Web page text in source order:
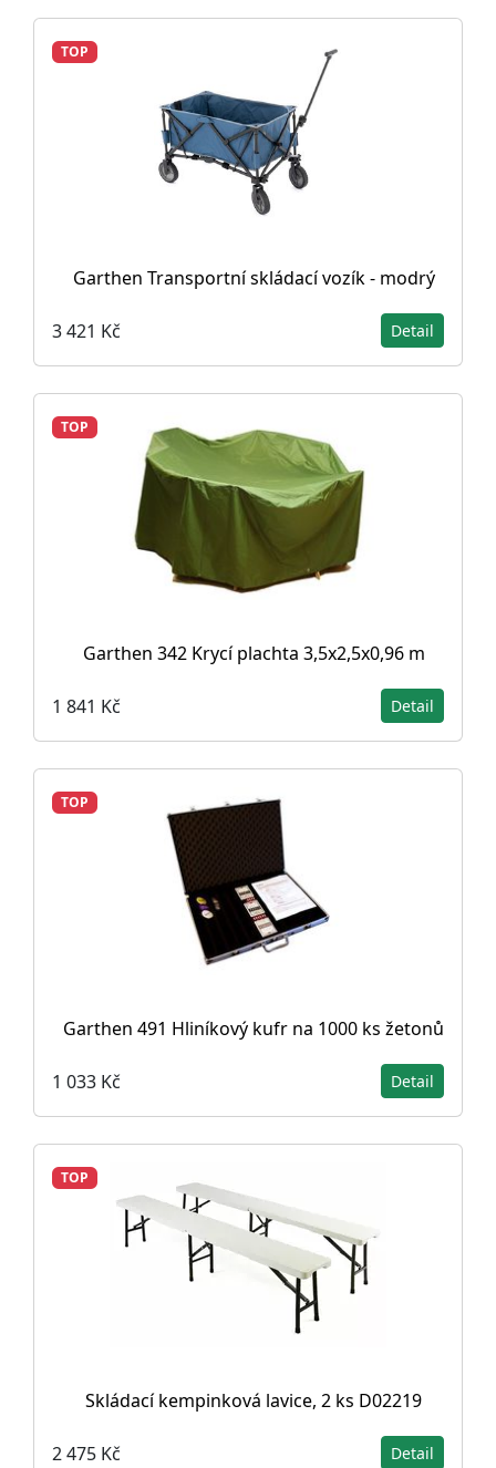
TOP
Garthen Transportní skládací vozík - modrý
3 421 Kč Detail
TOP
Garthen 342 Krycí plachta 3,5x2,5x0,96 m
1 841 Kč Detail
TOP
Garthen 491 Hliníkový kufr na 1000 ks žetonů
1 033 Kč Detail
TOP
Skládací kempinková lavice, 2 ks D02219
2 475 Kč Detail